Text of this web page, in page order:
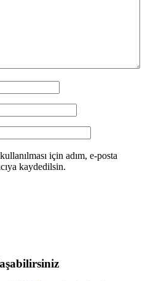
için adım, e-posta
kaydedilsin.